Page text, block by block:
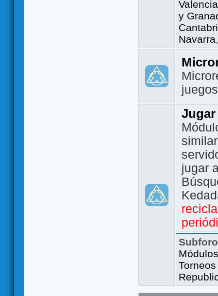
Valencia
y
Navarra
Jugar
jugar